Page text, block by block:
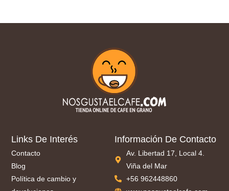
Links De Interés
Contacto
Blog
Política de cambio y
Información De Contacto
Av. Libertad 17, Local 4.
Viña del Mar
+56 962448860